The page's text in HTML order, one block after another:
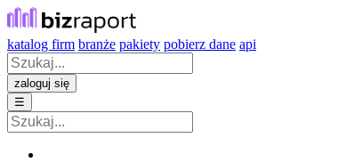
katalog firm branże pakiety pobierz dane api
zaloguj się
☰